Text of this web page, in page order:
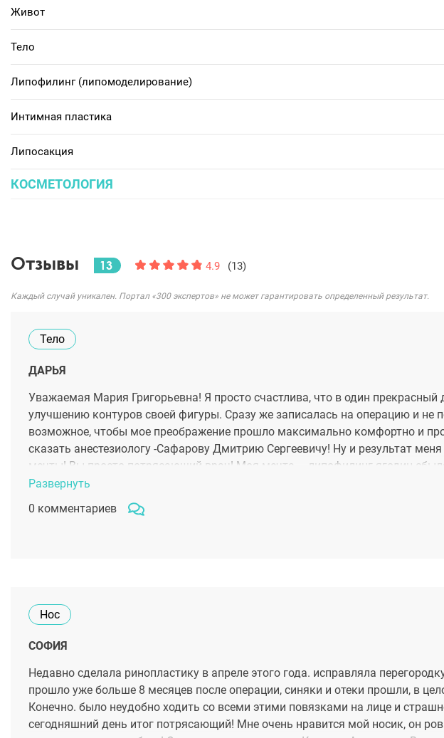
Живот
Тело
Липофилинг (липомоделирование)
Интимная пластика
Липосакция
КОСМЕТОЛОГИЯ
Отзывы 13 4.9 (13)
Каждый случай уникален. Портал «300 экспертов» не может гарантировать определенный результат.
Тело
ДАРЬЯ
Уважаемая Мария Григорьевна! Я просто счастлива, что в один
улучшению контуров своей фигуры. Сразу же записалась на операцию и не
возможное, чтобы мое преображение прошло максимально комфортно и
сказать анестезиологу -Сафарову Дмитрию Сергеевичу! Ну и результат
мечты! Вы просто потрясающий врач! Моя мечта – липофилинг ягодиц
Развернуть
0 комментариев
Нос
СОФИЯ
Недавно сделала ринопластику в апреле этого года. исправляла
прошло уже больше 8 месяцев после операции, синяки и отеки прошли, в
Конечно. было неудобно ходить со всеми этими повязками на лице и
сегодняшний день итог потрясающий! Мне очень нравится мой носик, он